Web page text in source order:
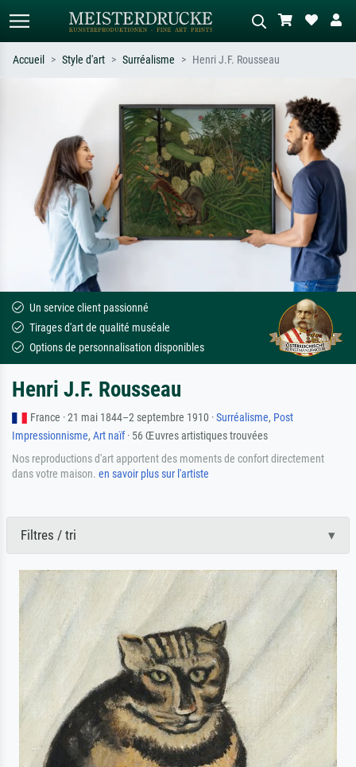
Recherchez par artiste, titre ou style –
ex. Monet, Nuit étoilée,
impressionnisme, vague de Hokusai,
nu.
Décrivez la scène – ex. prairie verte,
abstrait avec beaucoup de rouge,
tableau sombre, nu debout près d'un
arbre.
Accueil Style d'art Surréalisme Henri J.F. Rousseau
Un service client passionné
Tirages d'art de qualité muséale
Options de personnalisation disponibles
Henri J.F. Rousseau
France · 21 mai 1844–2 septembre 1910 ·Surréalisme, Post
Impressionnisme, Art naïf· 56 Œuvres artistiques trouvées
Nos reproductions d'art apportent des moments de confort directement
dans votre maison. en savoir plus sur l'artiste
Filtres / tri